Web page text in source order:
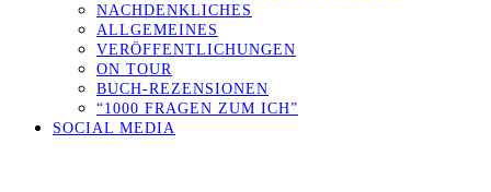
NACHDENKLICHES
ALLGEMEINES
VERÖFFENTLICHUNGEN
ON TOUR
BUCH-REZENSIONEN
“1000 FRAGEN ZUM ICH”
SOCIAL MEDIA